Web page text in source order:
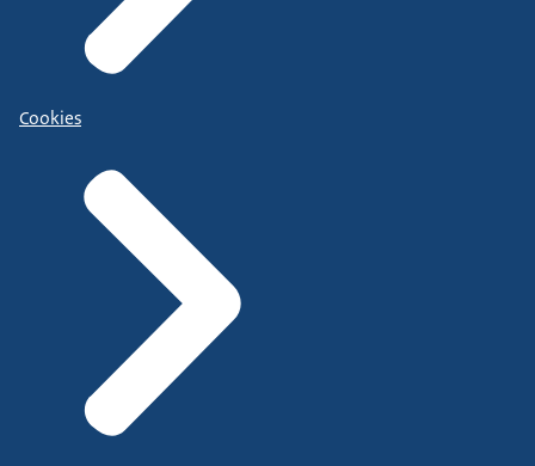
Cookies